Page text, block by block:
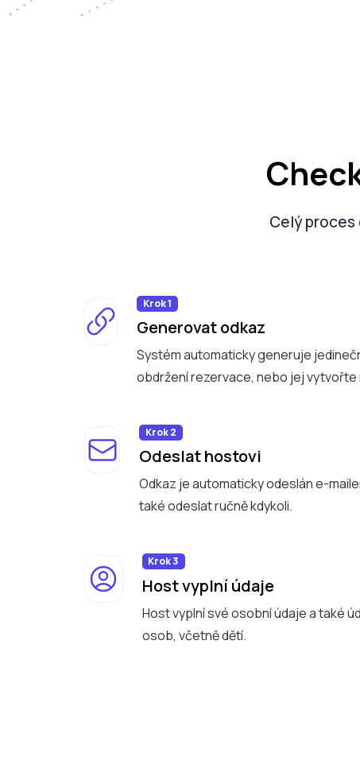
Celý
Krok 1
Generovat odkaz
Systém automaticky generuje
obdržení rezervace, nebo jej vytvořte
Krok 2
Odeslat hostovi
Odkaz je automaticky odeslán e-
také odeslat ručně kdykoli.
Krok 3
Host vyplní údaje
Host vyplní své osobní údaje a také
osob, včetně dětí.